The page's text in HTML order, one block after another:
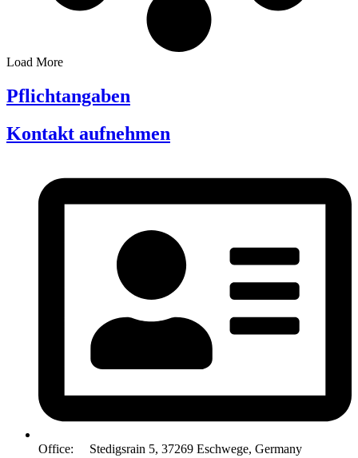
Load More
Pflichtangaben
Kontakt aufnehmen
Office: Stedigsrain 5, 37269 Eschwege, Germany